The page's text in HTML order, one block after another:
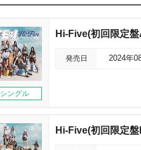
シングル
Hi-Five(初回限定
発売日 2024年
Hi-Five(初回限定